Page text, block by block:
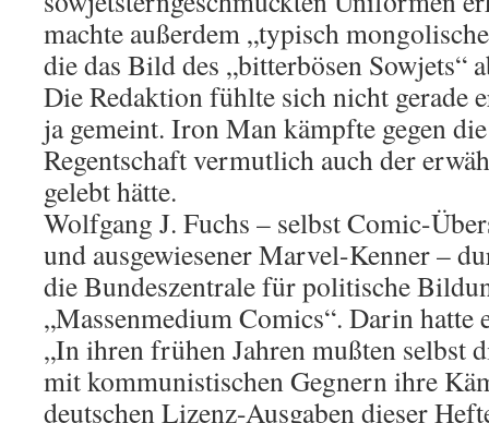
machte außerdem „typisch
die das Bild des „bitterbösen Sowjets“
Die Redaktion fühlte sich nicht gerade
ja gemeint. Iron Man kämpfte gegen
Regentschaft vermutlich auch der
gelebt hätte.
Wolfgang J. Fuchs – selbst Comic-
und ausgewiesener Marvel-Kenner –
die Bundeszentrale für politische
„Massenmedium Comics“. Darin hatte
„In ihren frühen Jahren mußten
mit kommunistischen Gegnern ihre
deutschen Lizenz-Ausgaben dieser